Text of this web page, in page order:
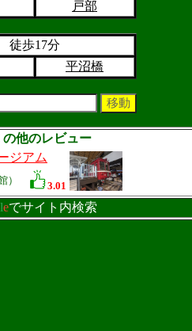
戸部
徒歩17分
平沼橋
の他のレビュー
ジアム
） 3.01
leでサイト内検索